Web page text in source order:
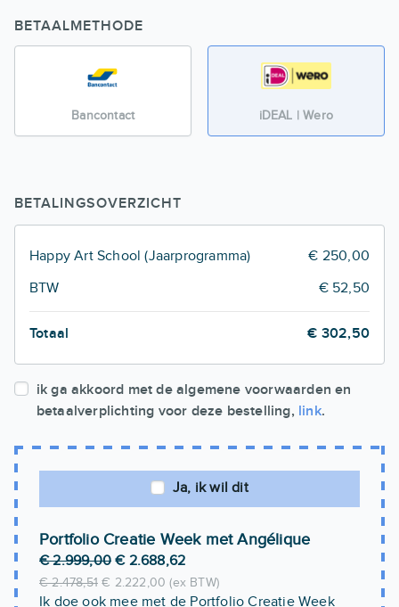
BETAALMETHODE
Bancontact iDEAL | Wero
BETALINGSOVERZICHT
Happy Art School (Jaarprogramma)
€ 250,00
BTW
€ 52,50
Totaal € 302,50
ik ga akkoord met de algemene voorwaarden en
betaalverplichting voor deze bestelling, link.
Ja, ik wil dit
Portfolio Creatie Week met Angélique
€ 2.999,00 € 2.688,62
€ 2.478,51 € 2.222,00 (ex BTW)
Ik doe ook mee met de Portfolio Creatie Week